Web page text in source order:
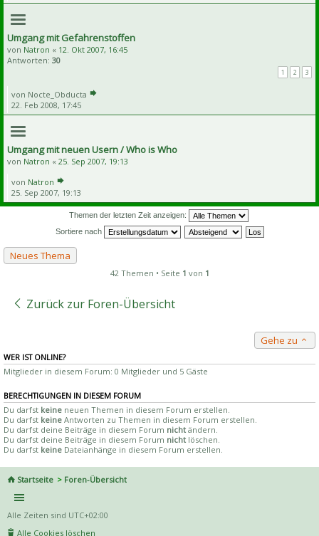
Umgang mit Gefahrenstoffen
von Natron « 12. Okt 2007, 16:45
Antworten: 30
1 2 3
von Nocte_Obducta
22. Feb 2008, 17:45
Umgang mit neuen Usern / Who is Who
von Natron « 25. Sep 2007, 19:13
von Natron
25. Sep 2007, 19:13
Themen der letzten Zeit anzeigen:
Sortiere nach
Neues Thema
42 Themen • Seite 1 von 1
Zurück zur Foren-Übersicht
Gehe zu
WER IST ONLINE?
Mitglieder in diesem Forum: 0 Mitglieder und 5 Gäste
BERECHTIGUNGEN IN DIESEM FORUM
Du darfst keine neuen Themen in diesem Forum erstellen.
Du darfst keine Antworten zu Themen in diesem Forum erstellen.
Du darfst deine Beiträge in diesem Forum nicht ändern.
Du darfst deine Beiträge in diesem Forum nicht löschen.
Du darfst keine Dateianhänge in diesem Forum erstellen.
Startseite Foren-Übersicht
Alle Zeiten sind UTC+02:00
Alle Cookies löschen